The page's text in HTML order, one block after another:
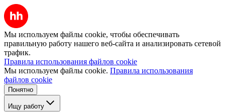
Мы используем файлы cookie, чтобы обеспечивать
правильную работу нашего веб-сайта и анализировать сетевой
трафик.
Правила использования файлов cookie
Мы используем файлы cookie. Правила использования
файлов cookie
Понятно
Ищу работу